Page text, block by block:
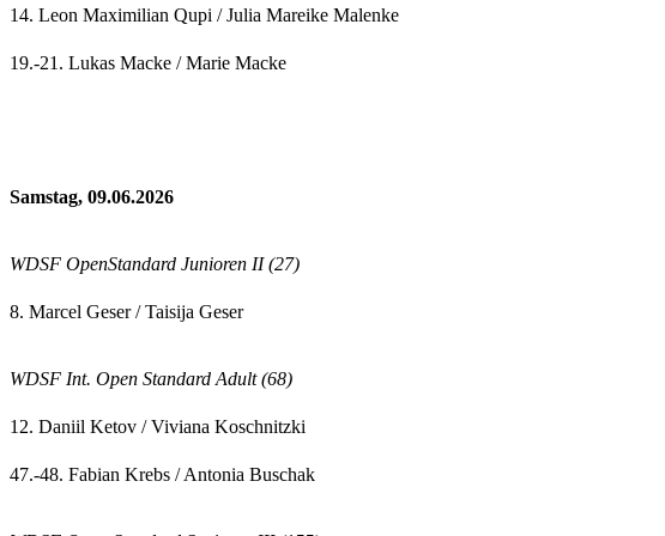
14. Leon Maximilian Qupi / Julia Mareike Malenke
19.-21. Lukas Macke / Marie Macke
Samstag, 09.06.2026
WDSF OpenStandard Junioren II (27)
8. Marcel Geser / Taisija Geser
WDSF Int. Open Standard Adult (68)
12. Daniil Ketov / Viviana Koschnitzki
47.-48. Fabian Krebs / Antonia Buschak